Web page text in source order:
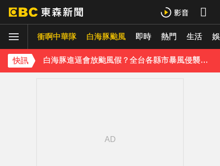
衝啊中華隊 白海豚颱風 即時 熱門 生活
快訊
白海豚進逼會放颱風假？全台各縣市暴風侵襲率曝
《理財達人秀》X 安聯投信免費講座報名中！搶先卡位 2027